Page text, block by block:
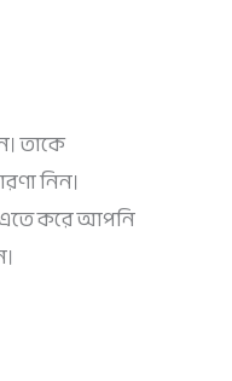
তাকে
নিন।
এতে করে আপনি